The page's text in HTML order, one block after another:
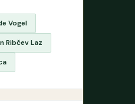
Vogel
Ribčev Laz